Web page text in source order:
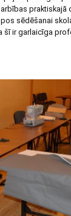
praktiskajā
sēdēšanai
šī ir garlaicīga